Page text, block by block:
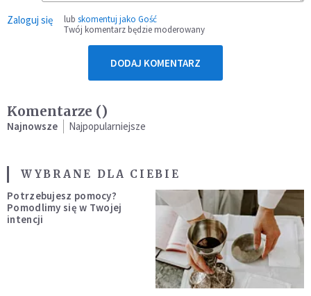
Zaloguj się lub skomentuj jako Gość
Twój komentarz będzie moderowany
DODAJ KOMENTARZ
Komentarze ()
Najnowsze Najpopularniejsze
WYBRANE DLA CIEBIE
Potrzebujesz pomocy?
Pomodlimy się w Twojej
intencji